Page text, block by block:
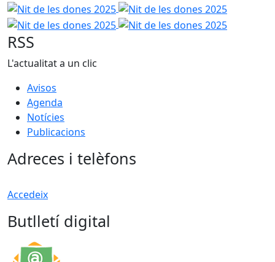
Nit de les dones 2025
Nit de les
Nit de les dones 2025
RSS
L'actualitat a un clic
Avisos
Agenda
Notícies
Publicacions
Adreces i telèfons
Accedeix
Butlletí digital